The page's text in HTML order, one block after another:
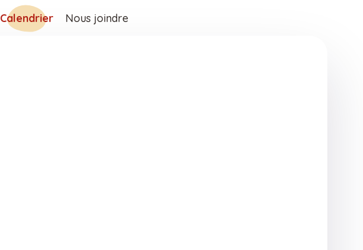
Calendrier Nous joindre